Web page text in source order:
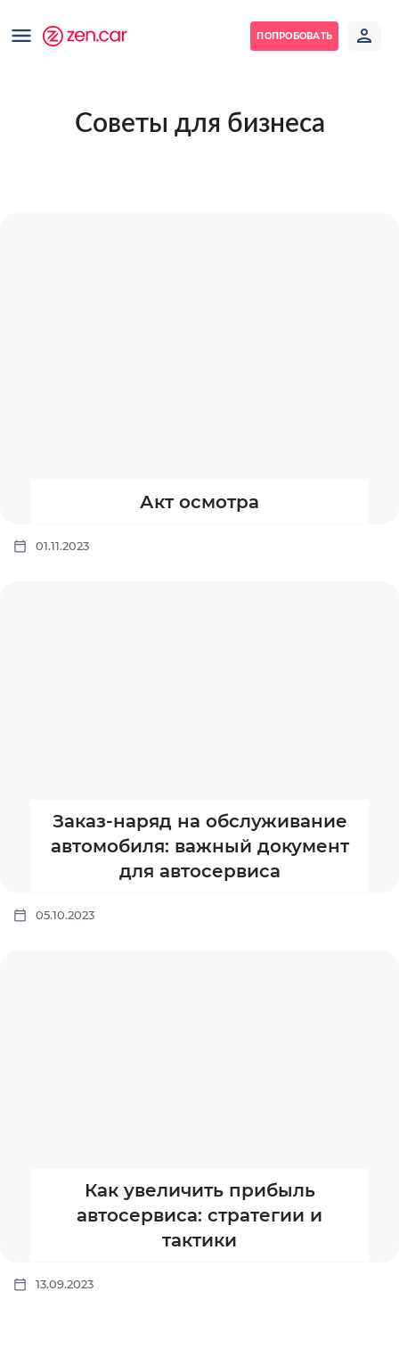
ПОПРОБОВАТЬ
Советы для бизнеса
Акт осмотра
01.11.2023
Заказ-наряд на обслуживание
автомобиля: важный документ
для автосервиса
05.10.2023
Как увеличить прибыль
автосервиса: стратегии и
тактики
13.09.2023